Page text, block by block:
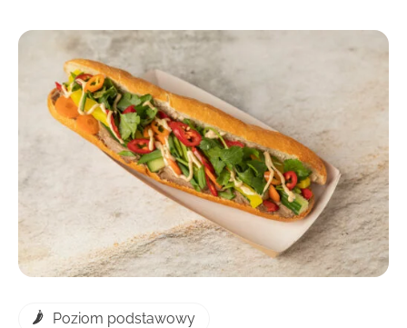
DOWIEDZ SIĘ WIĘCEJ
Poziom podstawowy